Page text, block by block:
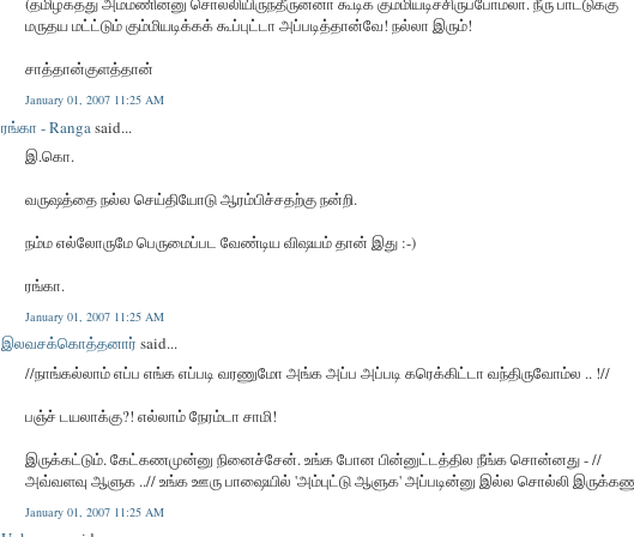
மருதய மட்ட்டும் கும்மியடிக்கக் கூப்புட்டா அப்படித்தான்வே! நல்லா இரும்!
சாத்தான்குளத்தான்
January 01, 2007 11:25 AM
ரங்கா - Rangasaid...
இ.கொ.
வருஷத்தை நல்ல செய்தியோடு ஆரம்பிச்சதற்கு நன்றி.
நம்ம எல்லோருமே பெருமைப்பட வேண்டிய விஷயம் தான் இது :-)
ரங்கா.
January 01, 2007 11:25 AM
இலவசக்கொத்தனார் said...
//நாங்கல்லாம் எப்ப எங்க எப்படி வரணுமோ அங்க அப்ப அப்படி கரெக்கிட்டா வந்திருவோம்ல .. !//
பஞ்ச் டயலாக்கு?! எல்லாம் நேரம்டா சாமி!
இருக்கட்டும். கேட்கணமுன்னு நினைச்சேன். உங்க போன பின்னுட்டத்தில நீங்க சொன்னது - //
அவ்வளவு ஆளுக ..// உங்க ஊரு பாஷையில் 'அம்புட்டு ஆளுக' அப்படின்னு இல்ல சொல்லி
January 01, 2007 11:25 AM